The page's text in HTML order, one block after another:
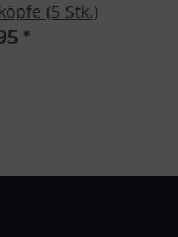
(5 Stk.)
*